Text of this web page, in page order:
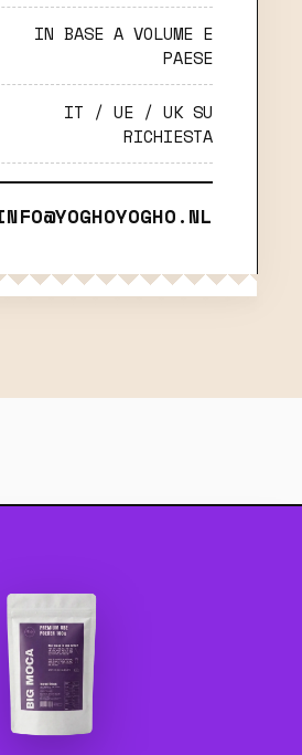
IN BASE A VOLUME E
PAESE
IT / UE / UK SU
RICHIESTA